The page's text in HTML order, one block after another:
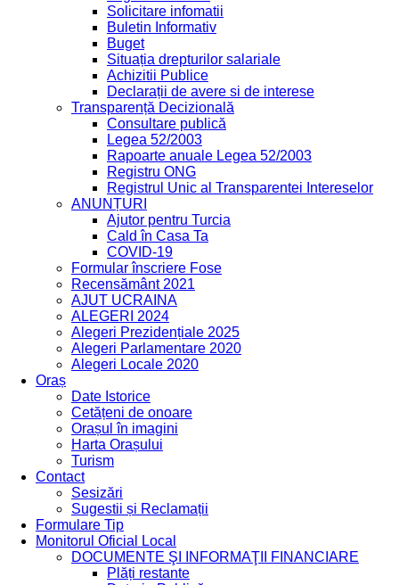
Solicitare infomatii
Buletin Informativ
Buget
Situația drepturilor salariale
Achizitii Publice
Declarații de avere si de interese
Transparență Decizională
Consultare publică
Legea 52/2003
Rapoarte anuale Legea 52/2003
Registru ONG
Registrul Unic al Transparentei Intereselor
ANUNȚURI
Ajutor pentru Turcia
Cald în Casa Ta
COVID-19
Formular înscriere Fose
Recensământ 2021
AJUT UCRAINA
ALEGERI 2024
Alegeri Prezidențiale 2025
Alegeri Parlamentare 2020
Alegeri Locale 2020
Oraș
Date Istorice
Cetățeni de onoare
Orașul în imagini
Harta Orașului
Turism
Contact
Sesizări
Sugestii și Reclamații
Formulare Tip
Monitorul Oficial Local
DOCUMENTE ŞI INFORMAŢII FINANCIARE
Plăți restante